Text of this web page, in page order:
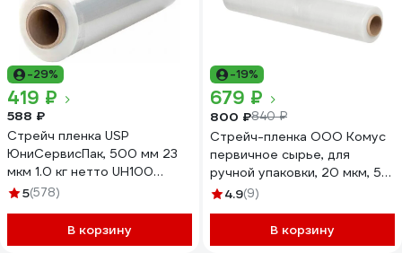
-29%
419 ₽
588 ₽
Стрейч пленка USP
ЮниСервисПак, 500 мм 23
мкм 1.0 кг нетто UH100
50231000
5(578)
В корзину
-19%
679 ₽
800 ₽840 ₽
Стрейч-пленка ООО Комус
первичное сырье, для
ручной упаковки, 20 мкм, 50
см, 217 м, 2 кг 535311
4.9(9)
В корзину